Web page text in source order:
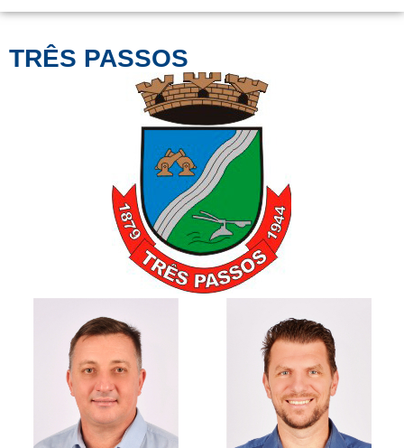
TRÊS PASSOS